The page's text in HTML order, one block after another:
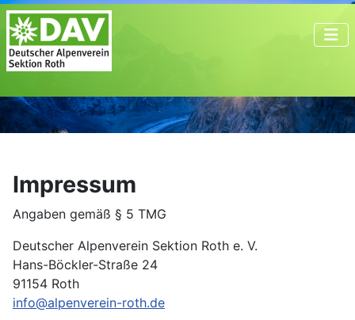
Impressum
Angaben gemäß § 5 TMG
Deutscher Alpenverein Sektion Roth e. V.
Hans-Böckler-Straße 24
91154 Roth
info@alpenverein-roth.de